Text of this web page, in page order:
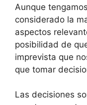
Aunque
considerado la
aspectos
posibilidad de
imprevista que
que tomar
Las decisiones